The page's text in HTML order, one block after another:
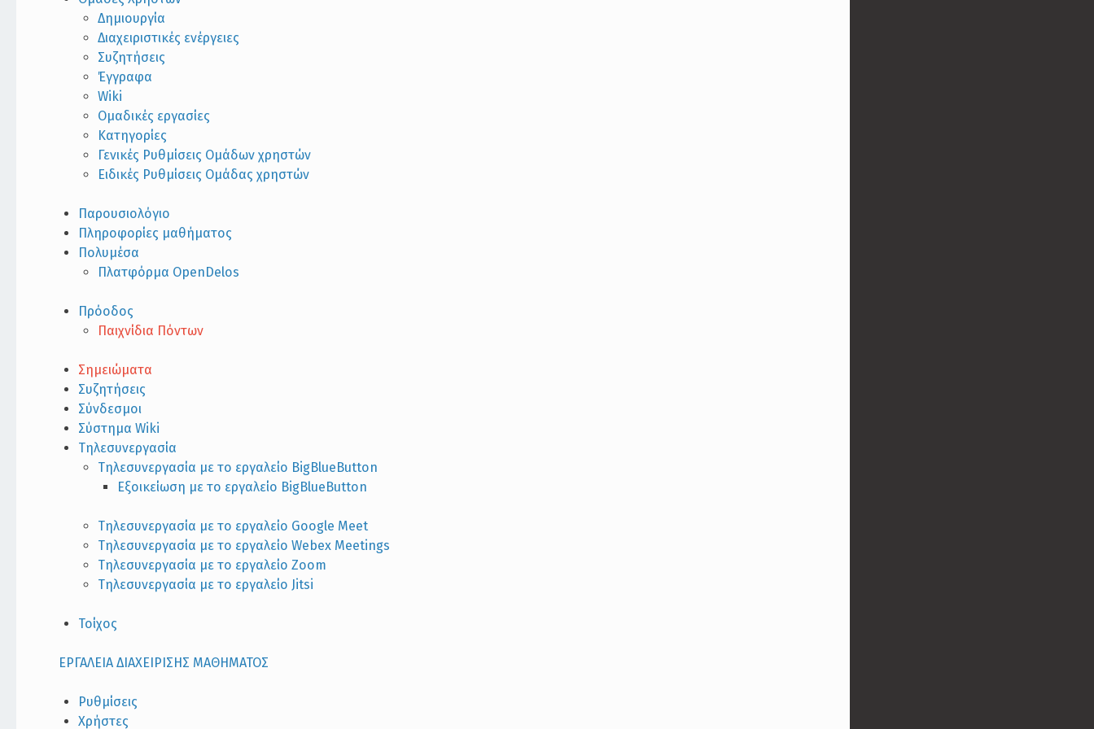
Δημιουργία
Διαχειριστικές ενέργειες
Συζητήσεις
Έγγραφα
Wiki
Ομαδικές εργασίες
Κατηγορίες
Γενικές Ρυθμίσεις Ομάδων χρηστών
Ειδικές Ρυθμίσεις Ομάδας χρηστών
Παρουσιολόγιο
Πληροφορίες μαθήματος
Πολυμέσα
Πλατφόρμα OpenDelos
Πρόοδος
Παιχνίδια Πόντων
Σημειώματα
Συζητήσεις
Σύνδεσμοι
Σύστημα Wiki
Τηλεσυνεργασία
Τηλεσυνεργασία με το εργαλείο BigBlueButton
Εξοικείωση με το εργαλείο BigBlueButton
Τηλεσυνεργασία με το εργαλείο Google Meet
Τηλεσυνεργασία με το εργαλείο Webex Meetings
Τηλεσυνεργασία με το εργαλείο Zoom
Τηλεσυνεργασία με το εργαλείο Jitsi
Τοίχος
ΕΡΓΑΛΕΙΑ ΔΙΑΧΕΙΡΙΣΗΣ ΜΑΘΗΜΑΤΟΣ
Ρυθμίσεις
Χρήστες